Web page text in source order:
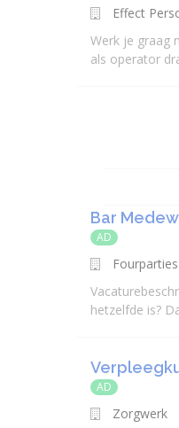
Effect
Werk je graag
als operator
Bar
AD
Fourparties
hetzelfde is?
AD
Zorgwerk